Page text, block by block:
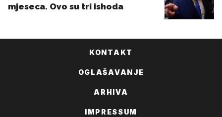
KONTAKT
OGLAŠAVANJE
ARHIVA
IMPRESSUM